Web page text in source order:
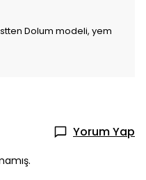
Dolum modeli, yem
Yorum Yap